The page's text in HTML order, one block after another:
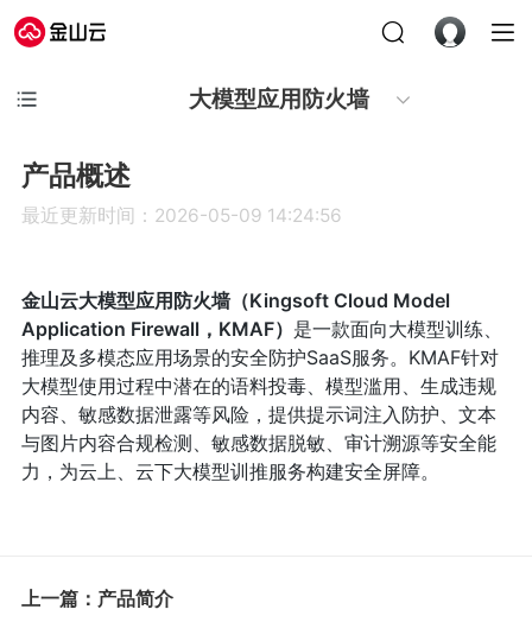
大模型应用防火墙
产品概述
最近更新时间：2026-05-09 14:24:56
金山云大模型应用防火墙（Kingsoft Cloud Model
Application Firewall，KMAF） 是一款面向大模型训练、
推理及多模态应用场景的安全防护SaaS服务。KMAF针对
大模型使用过程中潜在的语料投毒、模型滥用、生成违规
内容、敏感数据泄露等风险，提供提示词注入防护、文本
与图片内容合规检测、敏感数据脱敏、审计溯源等安全能
力，为云上、云下大模型训推服务构建安全屏障。
上一篇：产品简介